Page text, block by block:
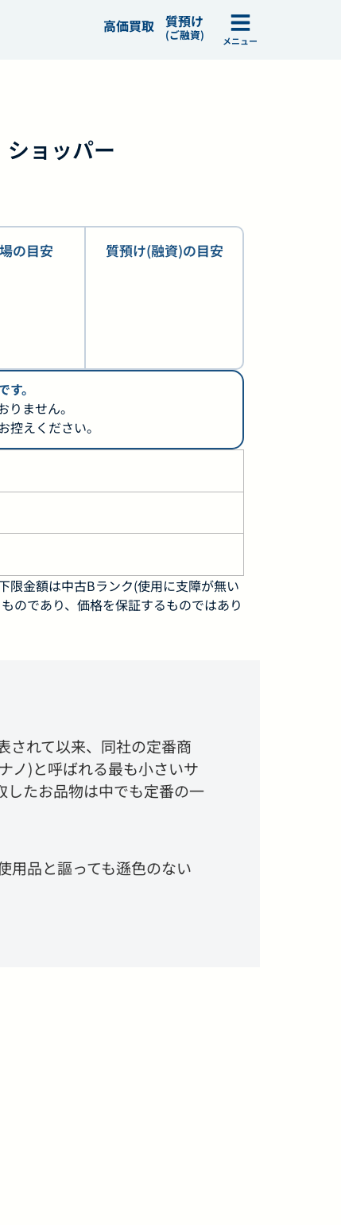
高価買取 質預け
(ご融資) メニュー
ショッパー
の目安 質預け(融資)の目安
。
ません。
えください。
限金額は中古Bランク(使用に支障が無い
のであり、価格を保証するものではあり
されて以来、同社の定番商
ノ)と呼ばれる最も小さいサ
したお品物は中でも定番の一
用品と謳っても遜色のない